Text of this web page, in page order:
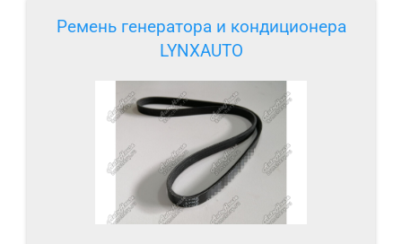
Ремень генератора и кондиционера
LYNXAUTO